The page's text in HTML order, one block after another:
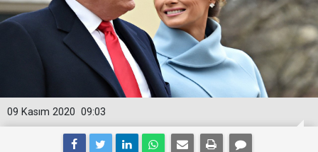
09:03
09 Kasım 2020